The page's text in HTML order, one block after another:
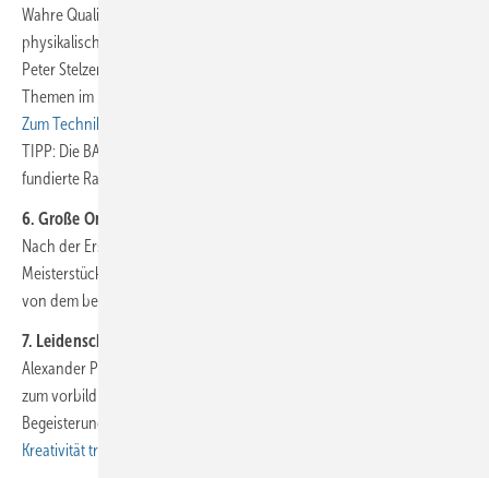
Wahre Qualität zeigt sich im Detail – und im Umgang mit den
physikalischen Gesetzen. Der Sachverständige Flaschnermeister
Peter Stelzer widmet sich in seiner Kolumne einem der kritischsten
Themen im Metallbau: der thermischen Ausdehnung von Profilen. 👉
Zum Technik-Artikel: Ausführungsmängel vermeiden
TIPP: Die BAUMETALL-Fokus-Ausgabe
fundierte Ratgeber zur Vermeidung von Ausführungsmängeln!!!
6. Große Online-Abstimmung: Meisterstück des Jahres
Nach der Erstauflage im Jahr 2009 nahmen 2025 stolze 81
Meisterstücke am beliebten Branchenwettbewerb teil. Lassen Sie sich
von dem beeindruckenden Feld der Wettbewerbsarbeiten inspirieren.
7. Leidenschaft für das Handwerk: Dachdecker Alex
Alexander Peter brennt für seine Arbeit. Wie der gelernte Schreiner
zum vorbildlichen Dach- und Blechprofi wurde und wie er seine
Begeisterung weitergibt, hat er BAUMETALL erzählt. 👉
Kreativität trifft Perfektion